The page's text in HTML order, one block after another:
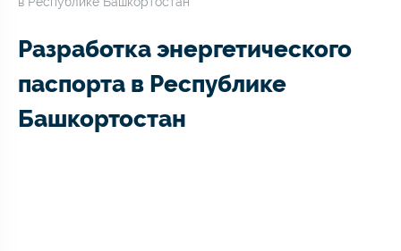
Разработка энергетического
паспорта в Республике
Башкортостан